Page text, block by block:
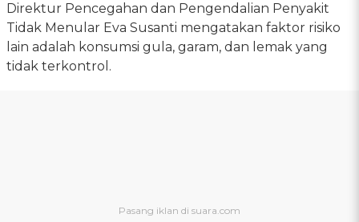
Direktur Pencegahan dan Pengendalian Penyakit
Tidak Menular Eva Susanti mengatakan faktor risiko
lain adalah konsumsi gula, garam, dan lemak yang
tidak terkontrol.